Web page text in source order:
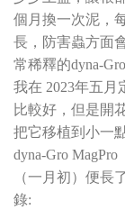
個月換一次泥，
長，防害蟲方面
常稀釋的dyna-
我在 2023年五
比較好，但是開
把它移植到小一
dyna-Gro
（一月初）便長
錄: